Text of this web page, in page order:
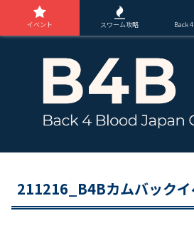
211216_B4Bカムバック
イベント スワーム攻略 Back